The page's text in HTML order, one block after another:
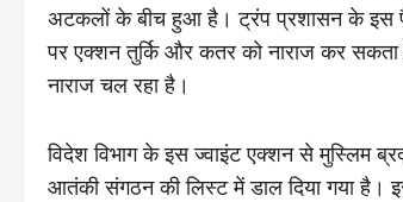
अटकलों के बीच हुआ है। ट्रंप प्रशासन के इस
पर एक्‍शन तुर्कि और कतर को नाराज कर
नाराज चल रहा है।
विदेश विभाग के इस ज्‍वाइंट एक्‍शन से मुस्लिम
आतंकी संगठन की ल‍िस्‍ट में डाल दिया गया है।